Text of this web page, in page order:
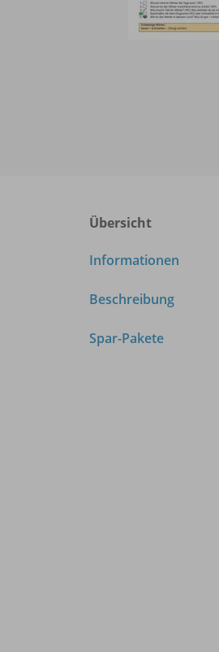
Übersicht
Informationen
Beschreibung
Spar-Pakete